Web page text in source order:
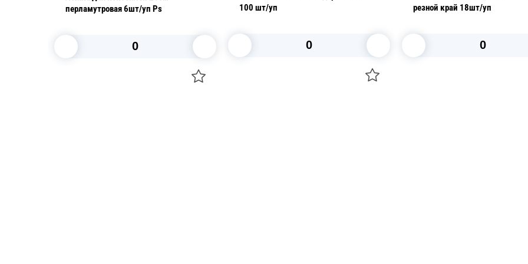
перламутровая 6шт/уп Ps
100 шт/уп
резной край 18шт/уп